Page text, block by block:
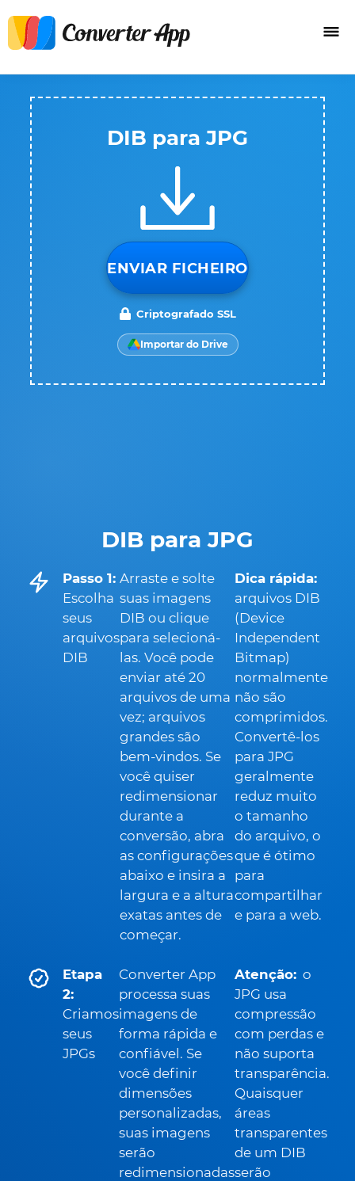
DIB para JPG
Passo 1:
Escolha
seus
arquivos
DIB
Arraste e solte
suas imagens
DIB ou clique
para selecioná-
las. Você pode
enviar até 20
arquivos de uma
vez; arquivos
grandes são
bem-vindos. Se
você quiser
redimensionar
durante a
conversão, abra
as configurações
abaixo e insira a
largura e a altura
exatas antes de
começar.
Dica rápida:
arquivos DIB
(Device
Independent
Bitmap)
normalmente
não são
comprimidos.
Convertê-los
para JPG
geralmente
reduz muito
o tamanho
do arquivo, o
que é ótimo
para
compartilhar
e para a web.
Etapa
2:
Criamos
seus
JPGs
Converter App
processa suas
imagens de
forma rápida e
confiável. Se
você definir
dimensões
personalizadas,
suas imagens
serão
redimensionadas
Atenção: o
JPG usa
compressão
com perdas e
não suporta
transparência.
Quaisquer
áreas
transparentes
de um DIB
serão
DIB para JPG
ENVIAR FICHEIRO
Criptografado SSL
Importar do Drive